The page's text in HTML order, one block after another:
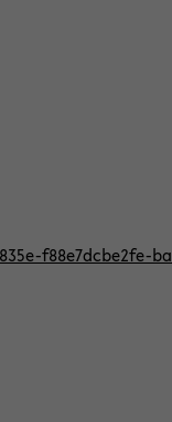
f88e7dcbe2fe-